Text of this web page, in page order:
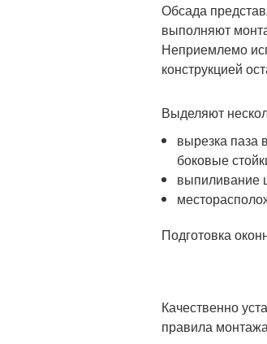
Обсада
выполняют
Неприемлемо
конструкцией
Выделяют
вырезка паза
боковые
выпиливание
Подготовка
Качественно
правила